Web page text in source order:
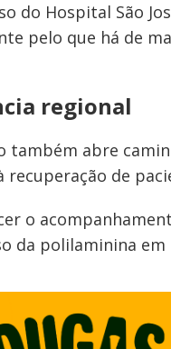
do Hospital São
pelo que há de
regional
abre
recuperação de
o
da polilaminina